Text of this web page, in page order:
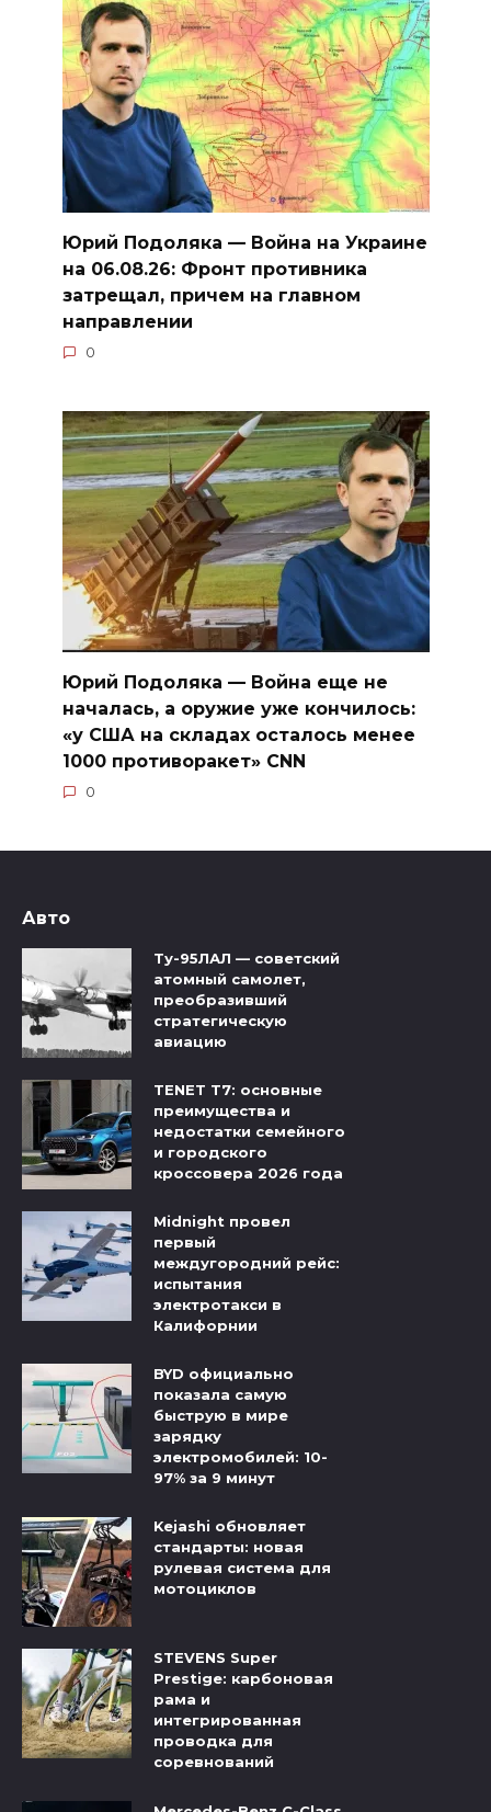
Юрий Подоляка — Война на Украине
на 06.08.26: Фронт противника
затрещал, причем на главном
направлении
0
Юрий Подоляка — Война еще не
началась, а оружие уже кончилось:
«у США на складах осталось менее
1000 противоракет» CNN
0
Авто
Ту-95ЛАЛ — советский
атомный самолет,
преобразивший
стратегическую
авиацию
TENET T7: основные
преимущества и
недостатки семейного
и городского
кроссовера 2026 года
Midnight провел
первый
междугородний рейс:
испытания
электротакси в
Калифорнии
BYD официально
показала самую
быструю в мире
зарядку
электромобилей: 10-
97% за 9 минут
Kejashi обновляет
стандарты: новая
рулевая система для
мотоциклов
STEVENS Super
Prestige: карбоновая
рама и
интегрированная
проводка для
соревнований